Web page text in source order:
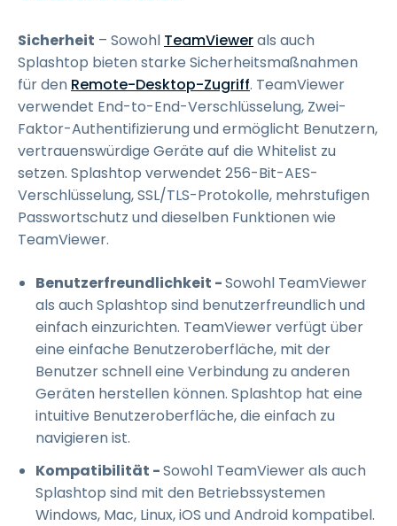
Sicherheit – Sowohl TeamViewerals auch
Splashtop bieten starke Sicherheitsmaßnahmen
für den Remote-Desktop-Zugriff. TeamViewer
verwendet End-to-End-Verschlüsselung, Zwei-
Faktor-Authentifizierung und ermöglicht Benutzern,
vertrauenswürdige Geräte auf die Whitelist zu
setzen. Splashtop verwendet 256-Bit-AES-
Verschlüsselung, SSL/TLS-Protokolle, mehrstufigen
Passwortschutz und dieselben Funktionen wie
TeamViewer.
Benutzerfreundlichkeit -Sowohl TeamViewer
als auch Splashtop sind benutzerfreundlich und
einfach einzurichten. TeamViewer verfügt über
eine einfache Benutzeroberfläche, mit der
Benutzer schnell eine Verbindung zu anderen
Geräten herstellen können. Splashtop hat eine
intuitive Benutzeroberfläche, die einfach zu
navigieren ist.
Kompatibilität -Sowohl TeamViewer als auch
Splashtop sind mit den Betriebssystemen
Windows, Mac, Linux, iOS und Android kompatibel.